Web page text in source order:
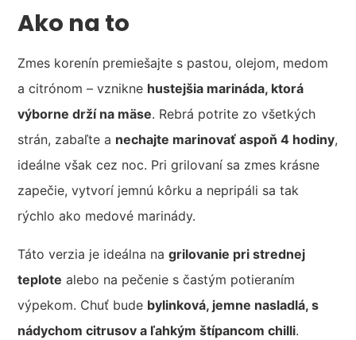
Ako na to
Zmes korenín premiešajte s pastou, olejom, medom
a citrónom – vznikne hustejšia marináda, ktorá
výborne drží na mäse. Rebrá potrite zo všetkých
strán, zabaľte a nechajte marinovať aspoň 4 hodiny,
ideálne však cez noc. Pri grilovaní sa zmes krásne
zapečie, vytvorí jemnú kôrku a nepripáli sa tak
rýchlo ako medové marinády.
Táto verzia je ideálna nagrilovanie pri strednej
teplote alebo na pečenie s častým potieraním
výpekom. Chuť bude bylinková, jemne nasladlá, s
nádychom citrusov a ľahkým štípancom chilli.